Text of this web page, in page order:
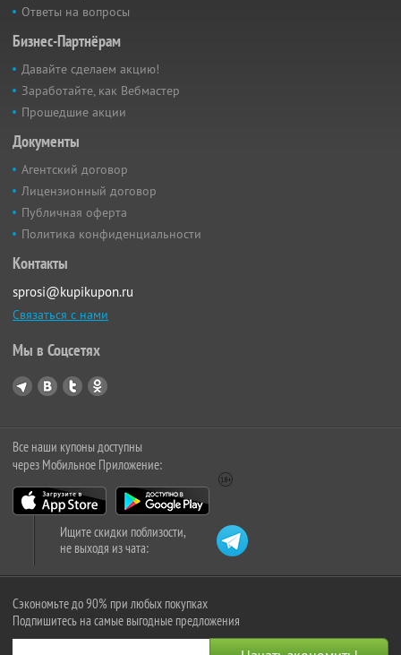
Ответы на вопросы
Бизнес-Партнёрам
Давайте сделаем акцию!
Заработайте, как Вебмастер
Прошедшие акции
Документы
Агентский договор
Лицензионный договор
Публичная оферта
Политика конфиденциальности
Контакты
sprosi@kupikupon.ru
Связаться с нами
Мы в Соцсетях
Все наши купоны доступны
через Мобильное Приложение:
Ищите скидки поблизости,
не выходя из чата:
Сэкономьте до 90% при любых покупках
Подпишитесь на самые выгодные предложения